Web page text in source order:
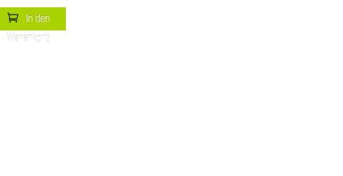
In den
Warenkorb